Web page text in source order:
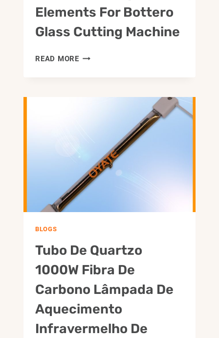
Elements For Bottero
Glass Cutting Machine
READ MORE480V
HEATING
ELEMENTS
FOR
BOTTERO
GLASS
BLOGS
Tubo De Quartzo
1000W Fibra De
Carbono Lâmpada De
Aquecimento
Infravermelho De